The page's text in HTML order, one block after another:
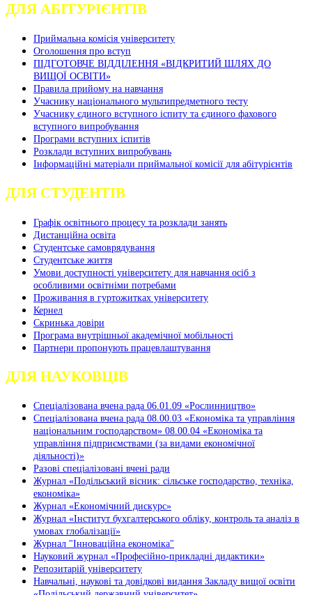
ДЛЯ АБІТУРІЄНТІВ
Приймальна комісія університету
Оголошення про вступ
ПІДГОТОВЧЕ ВІДДІЛЕННЯ «ВІДКРИТИЙ ШЛЯХ ДО
ВИЩОЇ ОСВІТИ»
Правила прийому на навчання
Учаснику національного мультипредметного тесту
Учаснику єдиного вступного іспиту та єдиного фахового
вступного випробування
Програми вступних іспитів
Розклади вступних випробувань
Інформаційні матеріали приймальної комісії для абітурієнтів
ДЛЯ СТУДЕНТІВ
Графік освітнього процесу та розклади занять
Дистанційна освіта
Студентське самоврядування
Студентське життя
Умови доступності університету для навчання осіб з
особливими освітніми потребами
Проживання в гуртожитках університету
Кернел
Скринька довіри
Програма внутрішньої академічної мобільності
Партнери пропонують працевлаштування
ДЛЯ НАУКОВЦІВ
Спеціалізована вчена рада 06.01.09 «Рослинництво»
Спеціалізована вчена рада 08.00.03 «Економіка та управління
національним господарством» 08.00.04 «Економіка та
управління підприємствами (за видами економічної
діяльності)»
Разові спеціалізовані вчені ради
Журнал «Подільський вісник: сільське господарство, техніка,
економіка»
Журнал «Економічний дискурс»
Журнал «Інститут бухгалтерського обліку, контроль та аналіз в
умовах глобалізації»
Журнал "Інноваційна економіка"
Науковий журнал «Професійно-прикладні дидактики»
Репозитарій університету
Навчальні, наукові та довідкові видання Закладу вищої освіти